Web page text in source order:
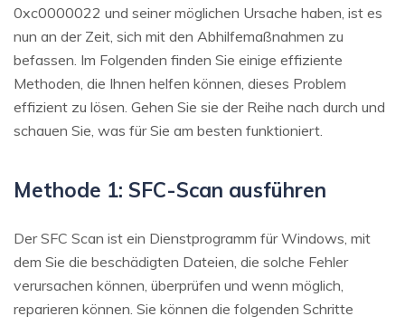
0xc0000022 und seiner möglichen Ursache haben, ist es
nun an der Zeit, sich mit den Abhilfemaßnahmen zu
befassen. Im Folgenden finden Sie einige effiziente
Methoden, die Ihnen helfen können, dieses Problem
effizient zu lösen. Gehen Sie sie der Reihe nach durch und
schauen Sie, was für Sie am besten funktioniert.
Methode 1: SFC-Scan ausführen
Der SFC Scan ist ein Dienstprogramm für Windows, mit
dem Sie die beschädigten Dateien, die solche Fehler
verursachen können, überprüfen und wenn möglich,
reparieren können. Sie können die folgenden Schritte